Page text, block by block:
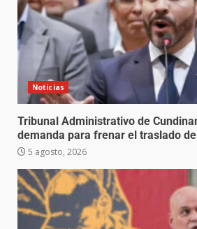
Noticias
Tribunal Administrativo de
demanda para frenar el traslado
5 agosto, 2026